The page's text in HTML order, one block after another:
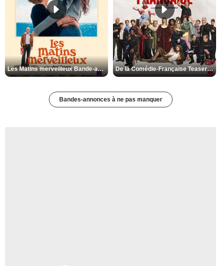
Les Matins merveilleux Bande-annonce VF De la Comédie-Française Teaser VF
Bandes-annonces à ne pas manquer